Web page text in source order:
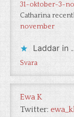
31-oktober-3-
Catharina
november
Laddar in
Svara
Ewa K
Twitter: